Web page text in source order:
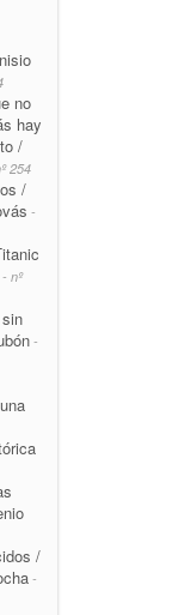
no
hay
/
254
/
-
- nº
-
/
-